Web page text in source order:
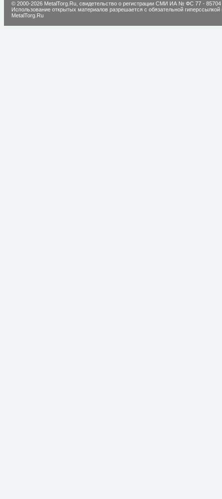
© 2000-2026 MetalTorg.Ru, cвидетельство о регистрации СМИ ИА № ФС 77 - 85704
Использование открытых материалов разрешается с обязательной гиперссылкой
MetalTorg.Ru